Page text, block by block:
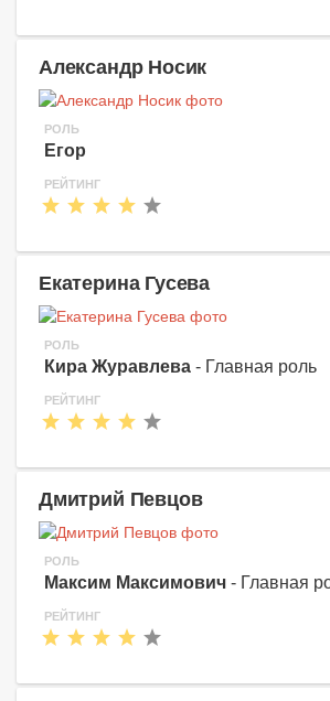
Александр Носик
РОЛЬ
Егор
РЕЙТИНГ
Екатерина Гусева
РОЛЬ
Кира Журавлева - Главная роль
РЕЙТИНГ
Дмитрий Певцов
РОЛЬ
Максим Максимович - Главная
РЕЙТИНГ